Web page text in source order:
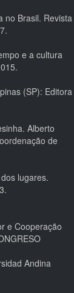
no Brasil. Revista
e a cultura
(SP): Editora
Alberto
de
lugares.
e Cooperação
Andina